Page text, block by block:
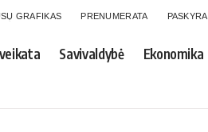
GRAFIKAS PRENUMERATA PASKYRA
Savivaldybė Ekonomika